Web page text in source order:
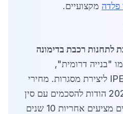
פלדה מקצועיים.
לתחנות רכבת בדימונה
"בנייה דרומית",
שמשתמשים בפרופילי IPE ליצירת מסגרות. מחירי
יבוא ירדו ב-12% ב-2026 הודות להסכמים עם סין
וטורקיה. ספקים מקומיים מציעים אחריות 10 שנים